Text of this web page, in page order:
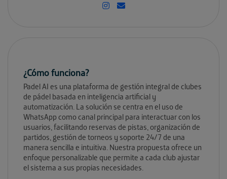
¿Cómo funciona?
Padel AI es una plataforma de gestión integral de clubes
de pádel basada en inteligencia artificial y
automatización. La solución se centra en el uso de
WhatsApp como canal principal para interactuar con los
usuarios, facilitando reservas de pistas, organización de
partidos, gestión de torneos y soporte 24/7 de una
manera sencilla e intuitiva. Nuestra propuesta ofrece un
enfoque personalizable que permite a cada club ajustar
el sistema a sus propias necesidades.